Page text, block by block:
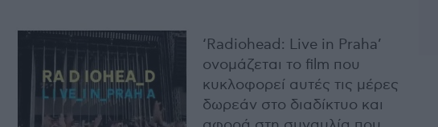
‘Radiohead: Live in Praha’
ονομάζεται το film που
κυκλοφορεί αυτές τις μέρες
δωρεάν στο διαδίκτυο και